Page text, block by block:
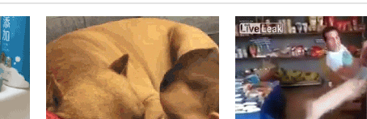
Время
водных
процедур
Ответная
реакция